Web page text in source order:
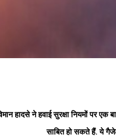
हादसे ने हवाई सुरक्षा नियमों पर
साबित हो सकते हैं. ये